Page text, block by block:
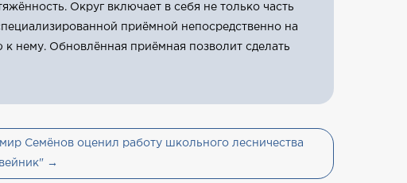
Округ включает в себя не только часть
приёмной непосредственно на
нему. Обновлённая приёмная позволит сделать
Семёнов оценил работу школьного лесничества
→